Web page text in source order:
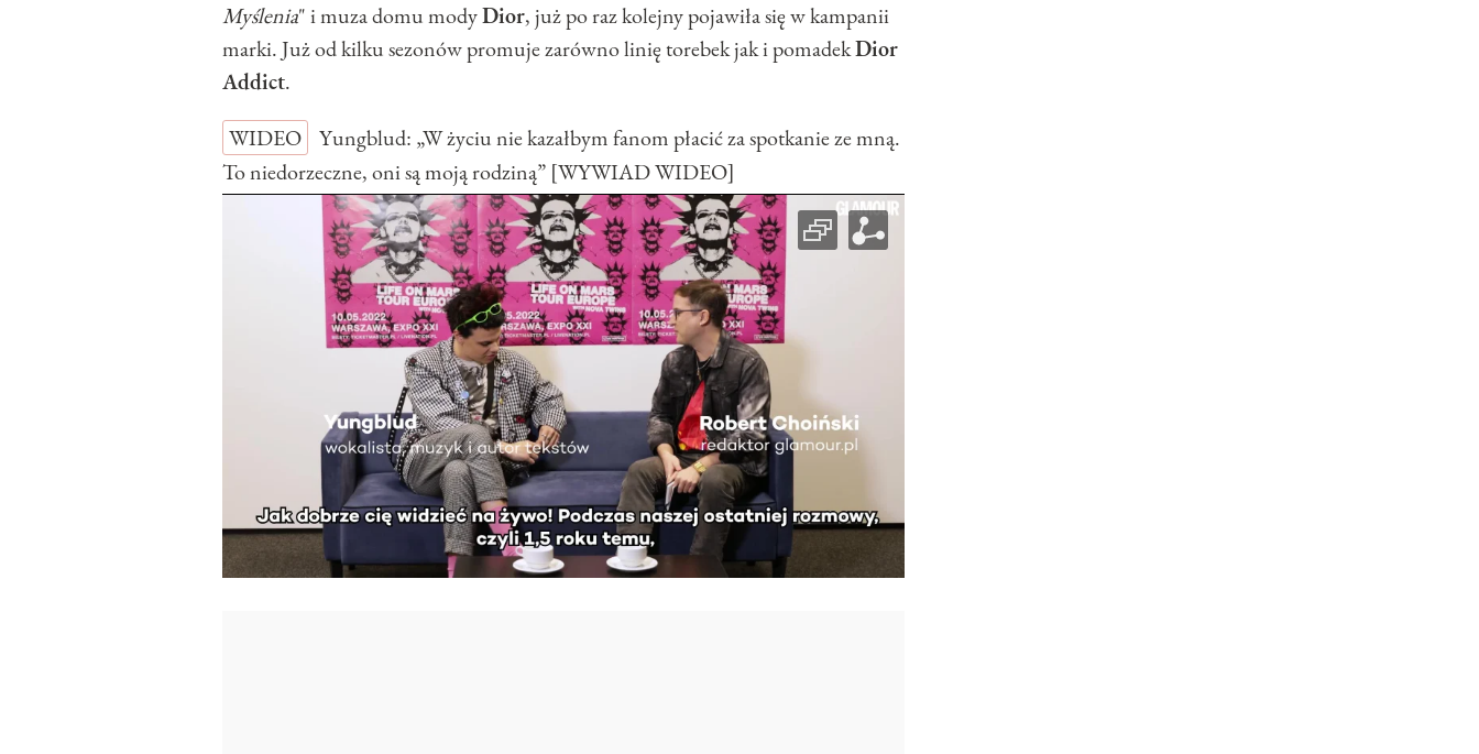
Myślenia" i muza domu modyDior, już po raz kolejny pojawiła się w kampanii
marki. Już od kilku sezonów promuje zarówno linię torebek jak i pomadekDior
Addict.
WIDEO
Yungblud: „W życiu nie kazałbym fanom płacić za spotkanie ze mną.
To niedorzeczne, oni są moją rodziną” [WYWIAD WIDEO]